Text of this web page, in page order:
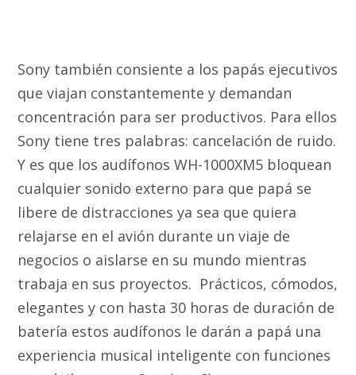
Sony también consiente a los papás ejecutivos
que viajan constantemente y demandan
concentración para ser productivos. Para ellos
Sony tiene tres palabras: cancelación de ruido.
Y es que los audífonos WH-1000XM5 bloquean
cualquier sonido externo para que papá se
libere de distracciones ya sea que quiera
relajarse en el avión durante un viaje de
negocios o aislarse en su mundo mientras
trabaja en sus proyectos. Prácticos, cómodos,
elegantes y con hasta 30 horas de duración de
batería estos audífonos le darán a papá una
experiencia musical inteligente con funciones